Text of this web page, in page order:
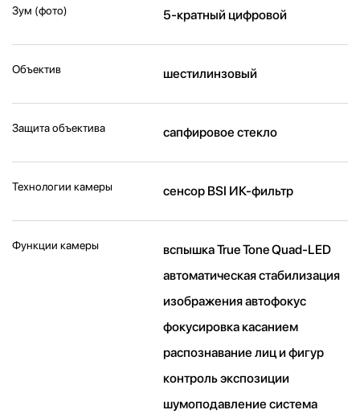
Зум (фото) 5-кратный цифровой
Объектив шестилинзовый
Защита объектива сапфировое стекло
Технологии камеры cенсор BSI ИК-фильтр
Функции камеры
вспышка True Tone Quad-LED
автоматическая стабилизация
изображения автофокус
фокусировка касанием
распознавание лиц и фигур
контроль экспозиции
шумоподавление система